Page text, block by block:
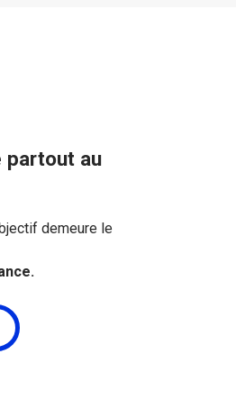
partout au
demeure le